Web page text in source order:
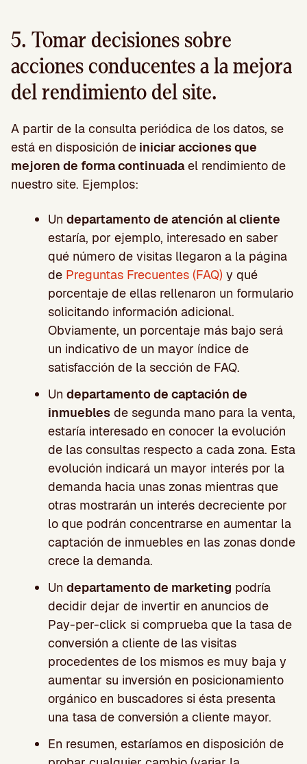
5. Tomar decisiones sobre
acciones conducentes a la mejora
del rendimiento del site.
A partir de la consulta periódica de los datos, se
está en disposición de iniciar acciones que
mejoren de forma continuadael rendimiento de
nuestro site. Ejemplos:
Un departamento de atención al cliente
estaría, por ejemplo, interesado en saber
qué número de visitas llegaron a la página
de Preguntas Frecuentes (FAQ) y qué
porcentaje de ellas rellenaron un formulario
solicitando información adicional.
Obviamente, un porcentaje más bajo será
un indicativo de un mayor índice de
satisfacción de la sección de FAQ.
Un departamento de captación de
inmuebles de segunda mano para la venta,
estaría interesado en conocer la evolución
de las consultas respecto a cada zona. Esta
evolución indicará un mayor interés por la
demanda hacia unas zonas mientras que
otras mostrarán un interés decreciente por
lo que podrán concentrarse en aumentar la
captación de inmuebles en las zonas donde
crece la demanda.
Un departamento de marketing podría
decidir dejar de invertir en anuncios de
Pay-per-click si comprueba que la tasa de
conversión a cliente de las visitas
procedentes de los mismos es muy baja y
aumentar su inversión en posicionamiento
orgánico en buscadores si ésta presenta
una tasa de conversión a cliente mayor.
En resumen, estaríamos en disposición de